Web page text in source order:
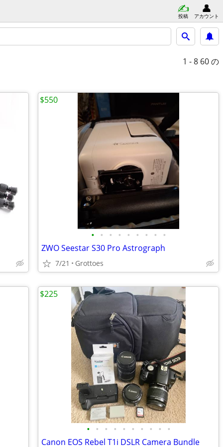
投稿 アカウント
1 - 8 60 の
• • • • • • • • •
ZWO Seestar S30 Pro Astrograph
7/21 Grottoes
$550
• • • • • • • • • •
Canon EOS Rebel T1i DSLR Camera Bundle
$225